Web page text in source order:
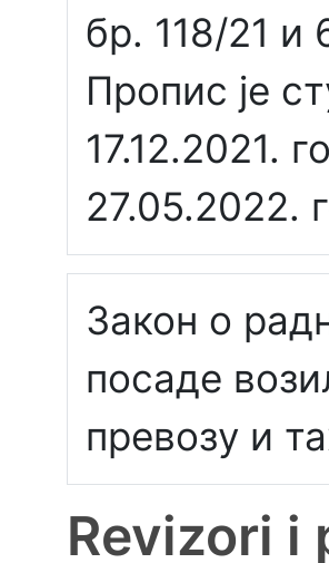
бр. 118/21
Пропис је
17.12.2021.
27.05.2022.
Закон о
посаде
превозу и
Revizori i